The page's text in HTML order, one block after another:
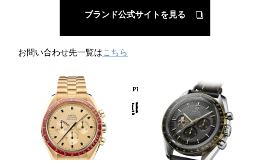
ブランド公式サイトを見る
お問い合わせ先一覧はこちら
PICKUP PRODUCT
関連時計
50年前の姿を新合金で再現
歴史的瞬間を9時位置に留める